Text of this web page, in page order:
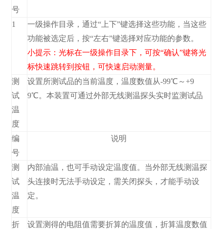
号
1
一级操作目录，通过“上下”键选择这些功能，当这些
功能被选定后，按“左右”键选择对应功能的参数。
小提示：光标在一级操作目录下，可按“确认”键将光
标快速跳转到 按钮，可快速启动测量。
测
试
温
度
设置所测试品的当前温度，温度数值从-99℃～+9
9℃。本装置可通过外部无线测温探头实时监测试品
编
号
说明
测
试
温
度
内部油温，也可手动设定温度值。当外部无线测温探
头连接时无法手动设定，需关闭探头，才能手动设
定。
折
设置测得的电阻值需要折算的温度值，折算温度数值